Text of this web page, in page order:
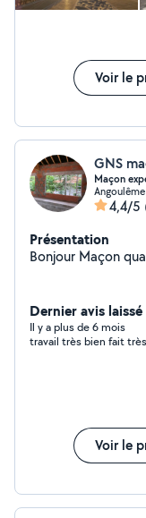
Voir le
GNS
Maçon
4,4/5
Présentation
Bonjour Maçon
Dernier avis
Il y a plus de 6 mois
travail très bien fait
Voir le